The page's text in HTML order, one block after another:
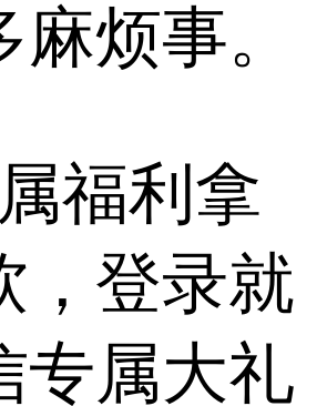
烦事。
福利拿
，登录就
专属大礼